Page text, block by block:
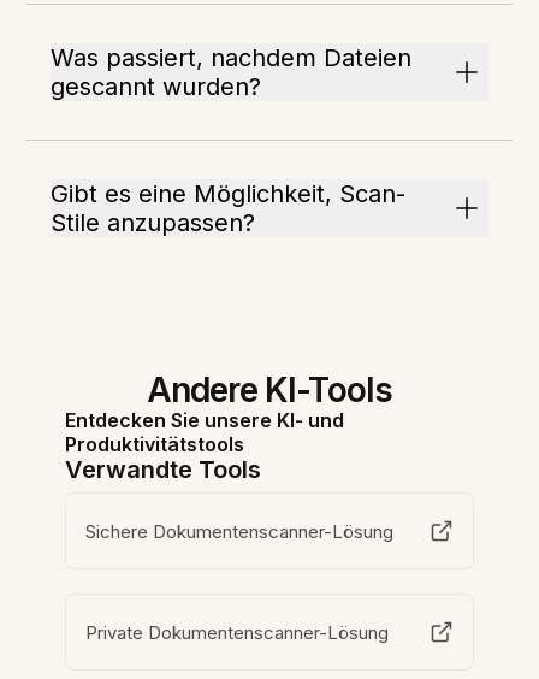
Was passiert, nachdem Dateien
gescannt wurden?
Gibt es eine Möglichkeit, Scan-
Stile anzupassen?
Andere KI-Tools
Entdecken Sie unsere KI- und
Produktivitätstools
Verwandte Tools
Sichere Dokumentenscanner-Lösung
Private Dokumentenscanner-Lösung